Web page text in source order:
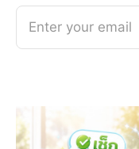
Enter your email